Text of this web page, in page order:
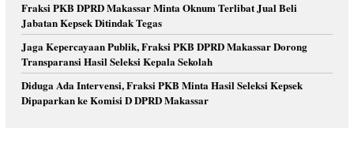
Fraksi PKB DPRD Makassar Minta Oknum Terlibat Jual Beli
Jabatan Kepsek Ditindak Tegas
Jaga Kepercayaan Publik, Fraksi PKB DPRD Makassar Dorong
Transparansi Hasil Seleksi Kepala Sekolah
Diduga Ada Intervensi, Fraksi PKB Minta Hasil Seleksi Kepsek
Dipaparkan ke Komisi D DPRD Makassar